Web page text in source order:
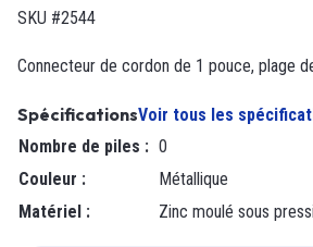
SKU #2544
Connecteur de cordon de 1 pouce, plage
SpécificationsVoir tous les
Nombre de piles : 0
Couleur :
Métallique
Matériel : Zinc moulé sous